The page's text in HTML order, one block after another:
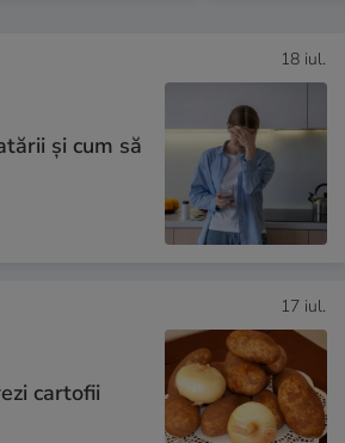
18 iul.
și cum să
17 iul.
cartofii